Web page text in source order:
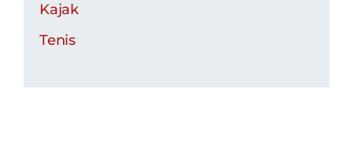
Kajak
Tenis